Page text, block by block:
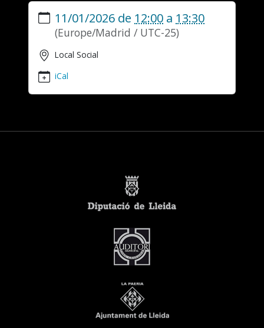
https://www.veuskat.org/ca/recursos/events/granyena-
de-
segarra
Granyena
Segarra
2026-
01-
11/01/2026 de 12:00 a 13:30
(Europe/Madrid / UTC-25)
Local Social
iCal